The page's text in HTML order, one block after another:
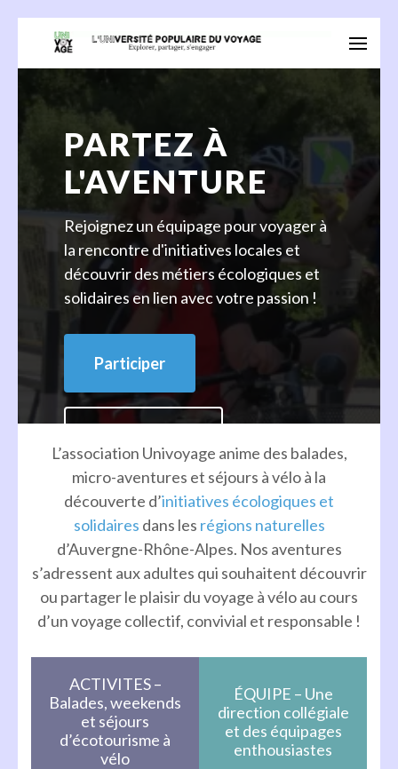
Univoyage
PARTEZ À
L'AVENTURE
Rejoignez un équipage pour voyager à
la rencontre d'initiatives locales et
découvrir des métiers écologiques et
solidaires en lien avec votre passion !
Participer
L’association Univoyage anime des balades,
micro-aventures et séjours à vélo à la
découverte d’initiatives écologiques et
solidaires dans les régions naturelles
d’Auvergne-Rhône-Alpes. Nos aventures
s’adressent aux adultes qui souhaitent découvrir
ou partager le plaisir du voyage à vélo au cours
d’un voyage collectif, convivial et responsable !
ACTIVITES –
Balades, weekends
et séjours
d’écotourisme à
vélo
ÉQUIPE – Une
direction collégiale
et des équipages
enthousiastes